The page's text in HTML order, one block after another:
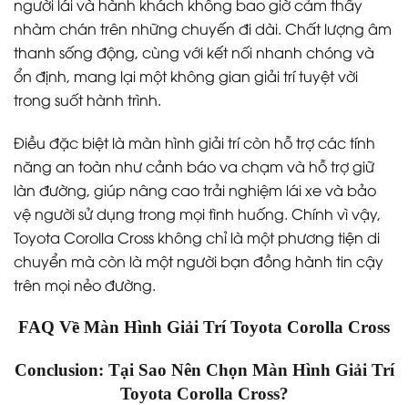
người lái và hành khách không bao giờ cảm thấy
nhàm chán trên những chuyến đi dài. Chất lượng âm
thanh sống động, cùng với kết nối nhanh chóng và
ổn định, mang lại một không gian giải trí tuyệt vời
trong suốt hành trình.
Điều đặc biệt là màn hình giải trí còn hỗ trợ các tính
năng an toàn như cảnh báo va chạm và hỗ trợ giữ
làn đường, giúp nâng cao trải nghiệm lái xe và bảo
vệ người sử dụng trong mọi tình huống. Chính vì vậy,
Toyota Corolla Cross không chỉ là một phương tiện di
chuyển mà còn là một người bạn đồng hành tin cậy
trên mọi nẻo đường.
FAQ Về Màn Hình Giải Trí Toyota Corolla Cross
Conclusion: Tại Sao Nên Chọn Màn Hình Giải Trí
Toyota Corolla Cross?